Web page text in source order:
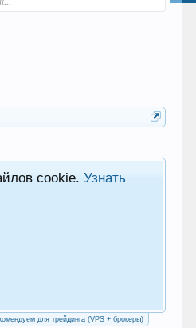
cookie.Узнать
для трейдинга (VPS + брокеры)